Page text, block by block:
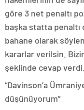
göre 3 net penaltı
başka statta penaltı
bahane olarak
kararlar verilsin.
şeklinde cevap verdi.
“Davinson’a
düşünüyorum”